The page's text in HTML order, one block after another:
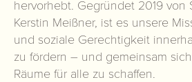
hervorhebt. Gegründet 2019 von
Kerstin Meißner, ist es unsere
und soziale Gerechtigkeit
zu fördern – und gemeinsam
Räume für alle zu schaffen.